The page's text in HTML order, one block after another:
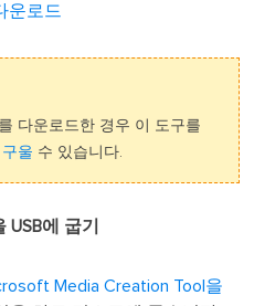
운로드
다운로드한 경우 이 도구를
구울 수 있습니다.
USB에 굽기
Media Creation Tool을